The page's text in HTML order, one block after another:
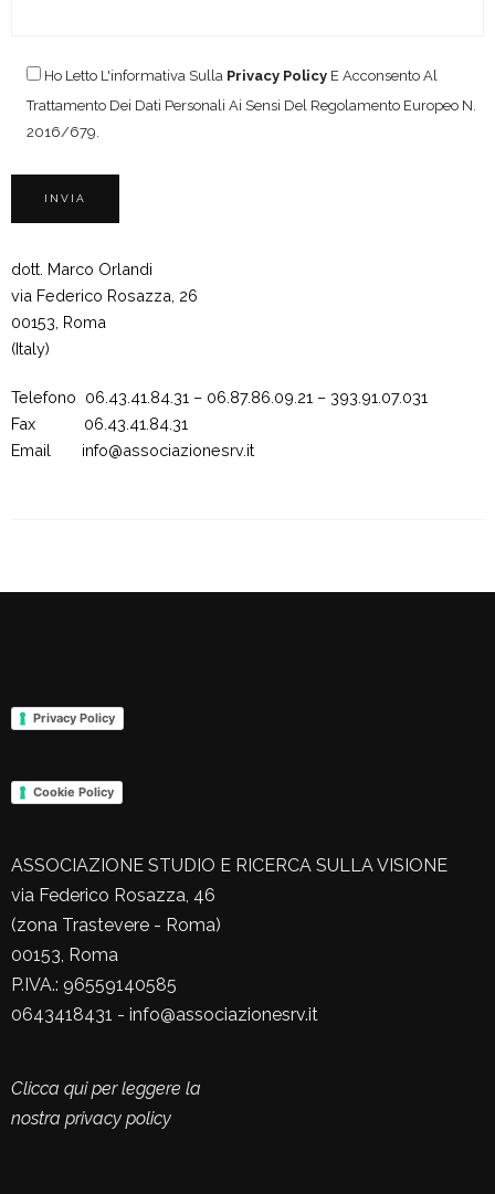
Ho Letto L'informativa Sulla Privacy Policy E Acconsento Al
Trattamento Dei Dati Personali Ai Sensi Del Regolamento Europeo N.
2016/679.
dott. Marco Orlandi
via Federico Rosazza, 26
00153, Roma
(Italy)
Telefono 06.43.41.84.31 – 06.87.86.09.21 – 393.91.07.031
Fax 06.43.41.84.31
Email info@associazionesrv.it
Privacy Policy
Cookie Policy
ASSOCIAZIONE STUDIO E RICERCA SULLA VISIONE
via Federico Rosazza, 46
(zona Trastevere - Roma)
00153, Roma
P.IVA.: 96559140585
0643418431 - info@associazionesrv.it
Clicca qui per leggere la
nostra privacy policy